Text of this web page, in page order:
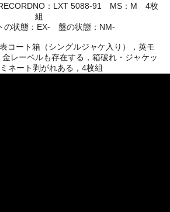
：LXT 5088-91 MS：M 4枚
組
の状態：EX- 盤の状態：NM-
コート箱（シングルジャケ入り），英モ
金レーベルも存在する，箱破れ・ジャケッ
ミネート剥がれある，4枚組